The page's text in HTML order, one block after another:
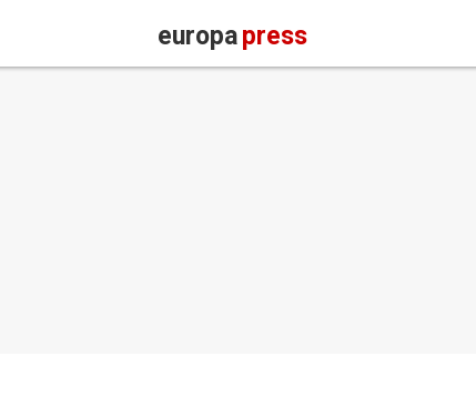
europapress